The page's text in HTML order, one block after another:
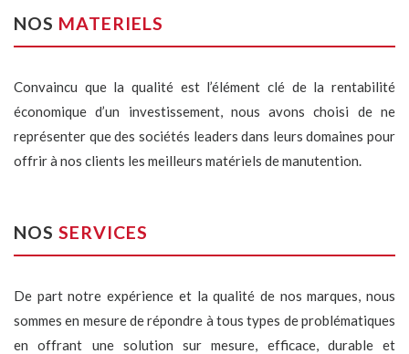
NOS MATERIELS
Convaincu que la qualité est l’élément clé de la rentabilité
économique d’un investissement, nous avons choisi de ne
représenter que des sociétés leaders dans leurs domaines pour
offrir à nos clients les meilleurs matériels de manutention.
NOS SERVICES
De part notre expérience et la qualité de nos marques, nous
sommes en mesure de répondre à tous types de problématiques
en offrant une solution sur mesure, efficace, durable et